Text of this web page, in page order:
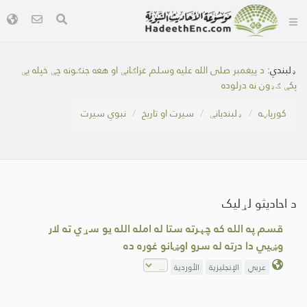
ډلبندي: د پيغمبر صلی الله عليه وسلم غزاګانې او هغه جنګونه چې خپله یې
پکې ګډون نه درلوده
کور‌پاڼه
ډلبندیانې سیرت او تاریخ نبوي سیرت
د احادیثو لړلیک
قسم په الله که چېرته ستا له امله الله يو سړي ته لار
وښيي دا درته له سرو اوښانو غوره ده
عربي الإنجليزية الأوردية